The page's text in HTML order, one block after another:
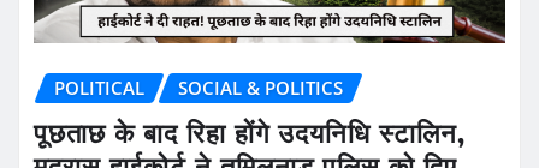
POLITICAL SOCIAL & POLITICS
पूछताछ के बाद रिहा होंगे उदयनिधि स्टालिन,